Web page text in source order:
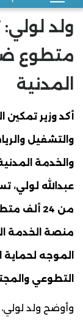
متطوع
المدنية
أكد وزير تمكين
والتشغيل
والخدمة
عبدالله لولي،
من 24 ألف
منصة الخدمة
الموجه
التطوعي
وأوضح ولد لولي،